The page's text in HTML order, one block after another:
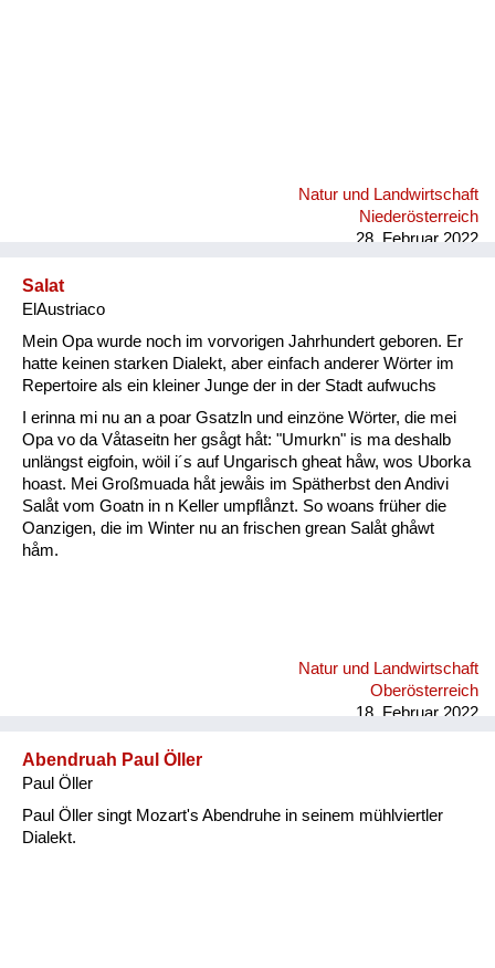
Natur und Landwirtschaft
Niederösterreich
28. Februar 2022
Salat
ElAustriaco
Mein Opa wurde noch im vorvorigen Jahrhundert geboren. Er
hatte keinen starken Dialekt, aber einfach anderer Wörter im
Repertoire als ein kleiner Junge der in der Stadt aufwuchs
I erinna mi nu an a poar Gsatzln und einzöne Wörter, die mei
Opa vo da Våtaseitn her gsågt håt: "Umurkn" is ma deshalb
unlängst eigfoin, wöil i´s auf Ungarisch gheat håw, wos Uborka
hoast. Mei Großmuada håt jewåis im Spätherbst den Andivi
Salåt vom Goatn in n Keller umpflånzt. So woans früher die
Oanzigen, die im Winter nu an frischen grean Salåt ghåwt
håm.
Natur und Landwirtschaft
Oberösterreich
18. Februar 2022
Abendruah Paul Öller
Paul Öller
Paul Öller singt Mozart's Abendruhe in seinem mühlviertler
Dialekt.